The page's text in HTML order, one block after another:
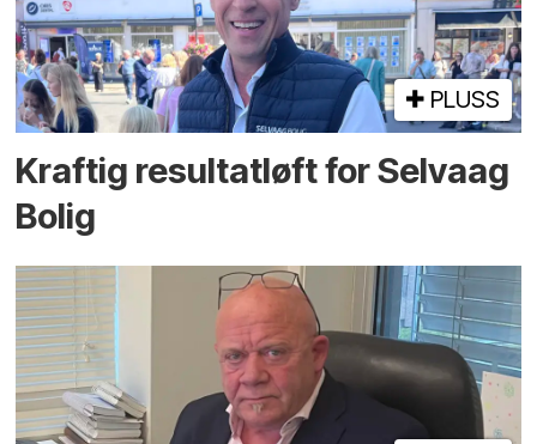
PLUSS
Kraftig resultatløft for Selvaag
Bolig